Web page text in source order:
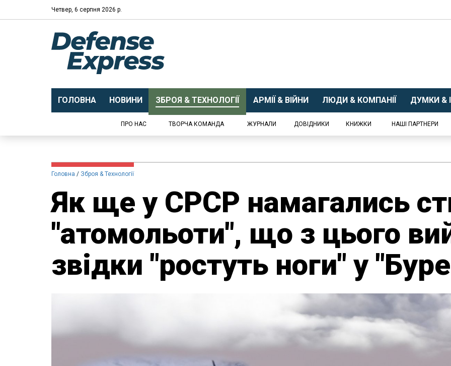
Четвер, 6 серпня 2026 р.
ГОЛОВНА НОВИНИ ЗБРОЯ & ТЕХНОЛОГІЇ АРМІЇ & ВІЙНИ ЛЮДИ & КОМПАНІЇ ДУМКИ &
ПРО НАС ТВОРЧА КОМАНДА ЖУРНАЛИ ДОВІДНИКИ КНИЖКИ НАШІ ПАРТНЕРИ
Головна Зброя & Технології
Як ще у СРСР намагались
"атомольоти", що з цього
звідки "ростуть ноги" у